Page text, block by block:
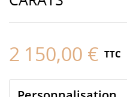
2 150,00 € TTC